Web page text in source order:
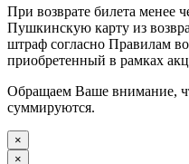
При возврате билета менее
Пушкинскую карту из
штраф согласно Правилам
приобретенный в рамках
Обращаем Ваше внимание,
суммируются.
×
×